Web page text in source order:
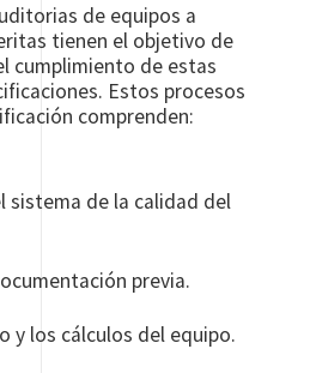
de equipos a
tienen el objetivo de
cumplimiento de estas
Estos procesos
comprenden:
sistema de la calidad del
previa.
y los cálculos del equipo.